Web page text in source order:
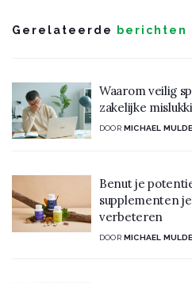
Gerelateerde berichten
Waarom veilig
zakelijke
DOOR MICHAEL
Benut je
supplementen
verbeteren
DOOR MICHAEL